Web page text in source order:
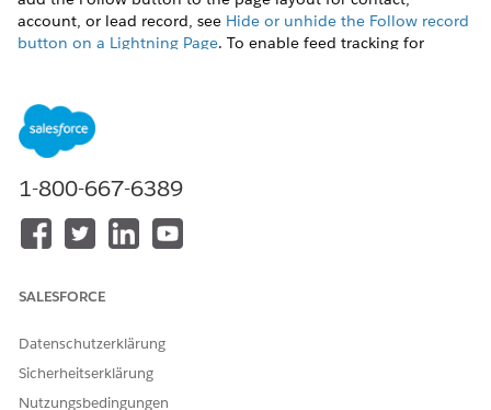
account, or lead record, see Hide or unhide the Follow record
button on a Lightning Page. To enable feed tracking for
To add the Einstein Relationship Insights Digest component
to the home Page:
From the settings menu for the home page, click
Page
Drag the Einstein Relationship Insights Digest component
onto the home page.
Save your changes.
KONNTEN SIE IHR PROBLEM MITHILFE DIESES ARTIKELS
Geben Sie uns Feedback, damit wir uns verbessern können.
1-800-667-6389
SALESFORCE
Datenschutzerklärung
Sicherheitserklärung
Nutzungsbedingungen